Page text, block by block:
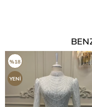
%18
YENI
ÜRÜN